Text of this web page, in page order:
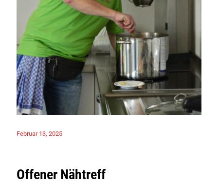
Veröffentlicht
Februar 13, 2025
Offener Nähtreff